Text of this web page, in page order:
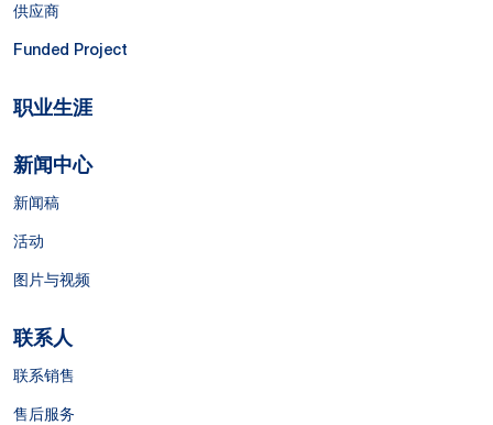
供应商
Funded Project
职业生涯
新闻中心
新闻稿
活动
图片与视频
联系人
联系销售
售后服务